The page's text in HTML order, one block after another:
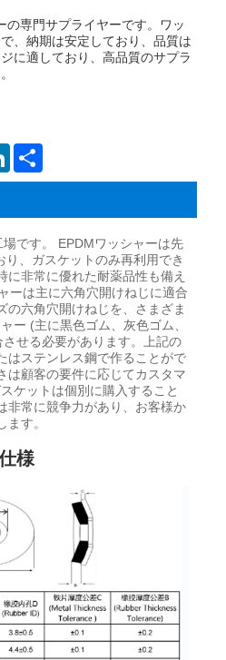
の専門サプライヤーです。ワッ
、納期は安定しており、品質は
に適しており、高品質のサプラ
LinkedIn
です。 EPDMワッシャーは先
、ガスケットのみ再利用でき
に非常に優れた耐薬品性も備え
ーは主に六角穴開けねじに適合
の六角穴開けねじを、さまざま
ー (主に黒色ゴム、灰色ゴム、
せる必要があります。上記の
はステンレス鋼で作ることがで
は顧客の要件に応じてカスタマ
ケットは個別に購入すること
非常に競争力があり、お客様か
す。
様